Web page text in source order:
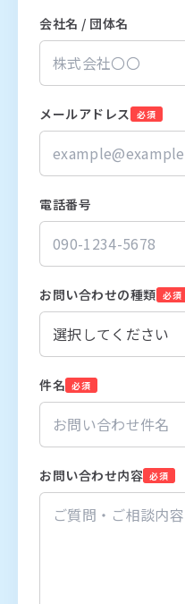
会社名 / 団体名
メールアドレス 必須
電話番号
お問い合わせの種類 必須
件名 必須
お問い合わせ内容 必須